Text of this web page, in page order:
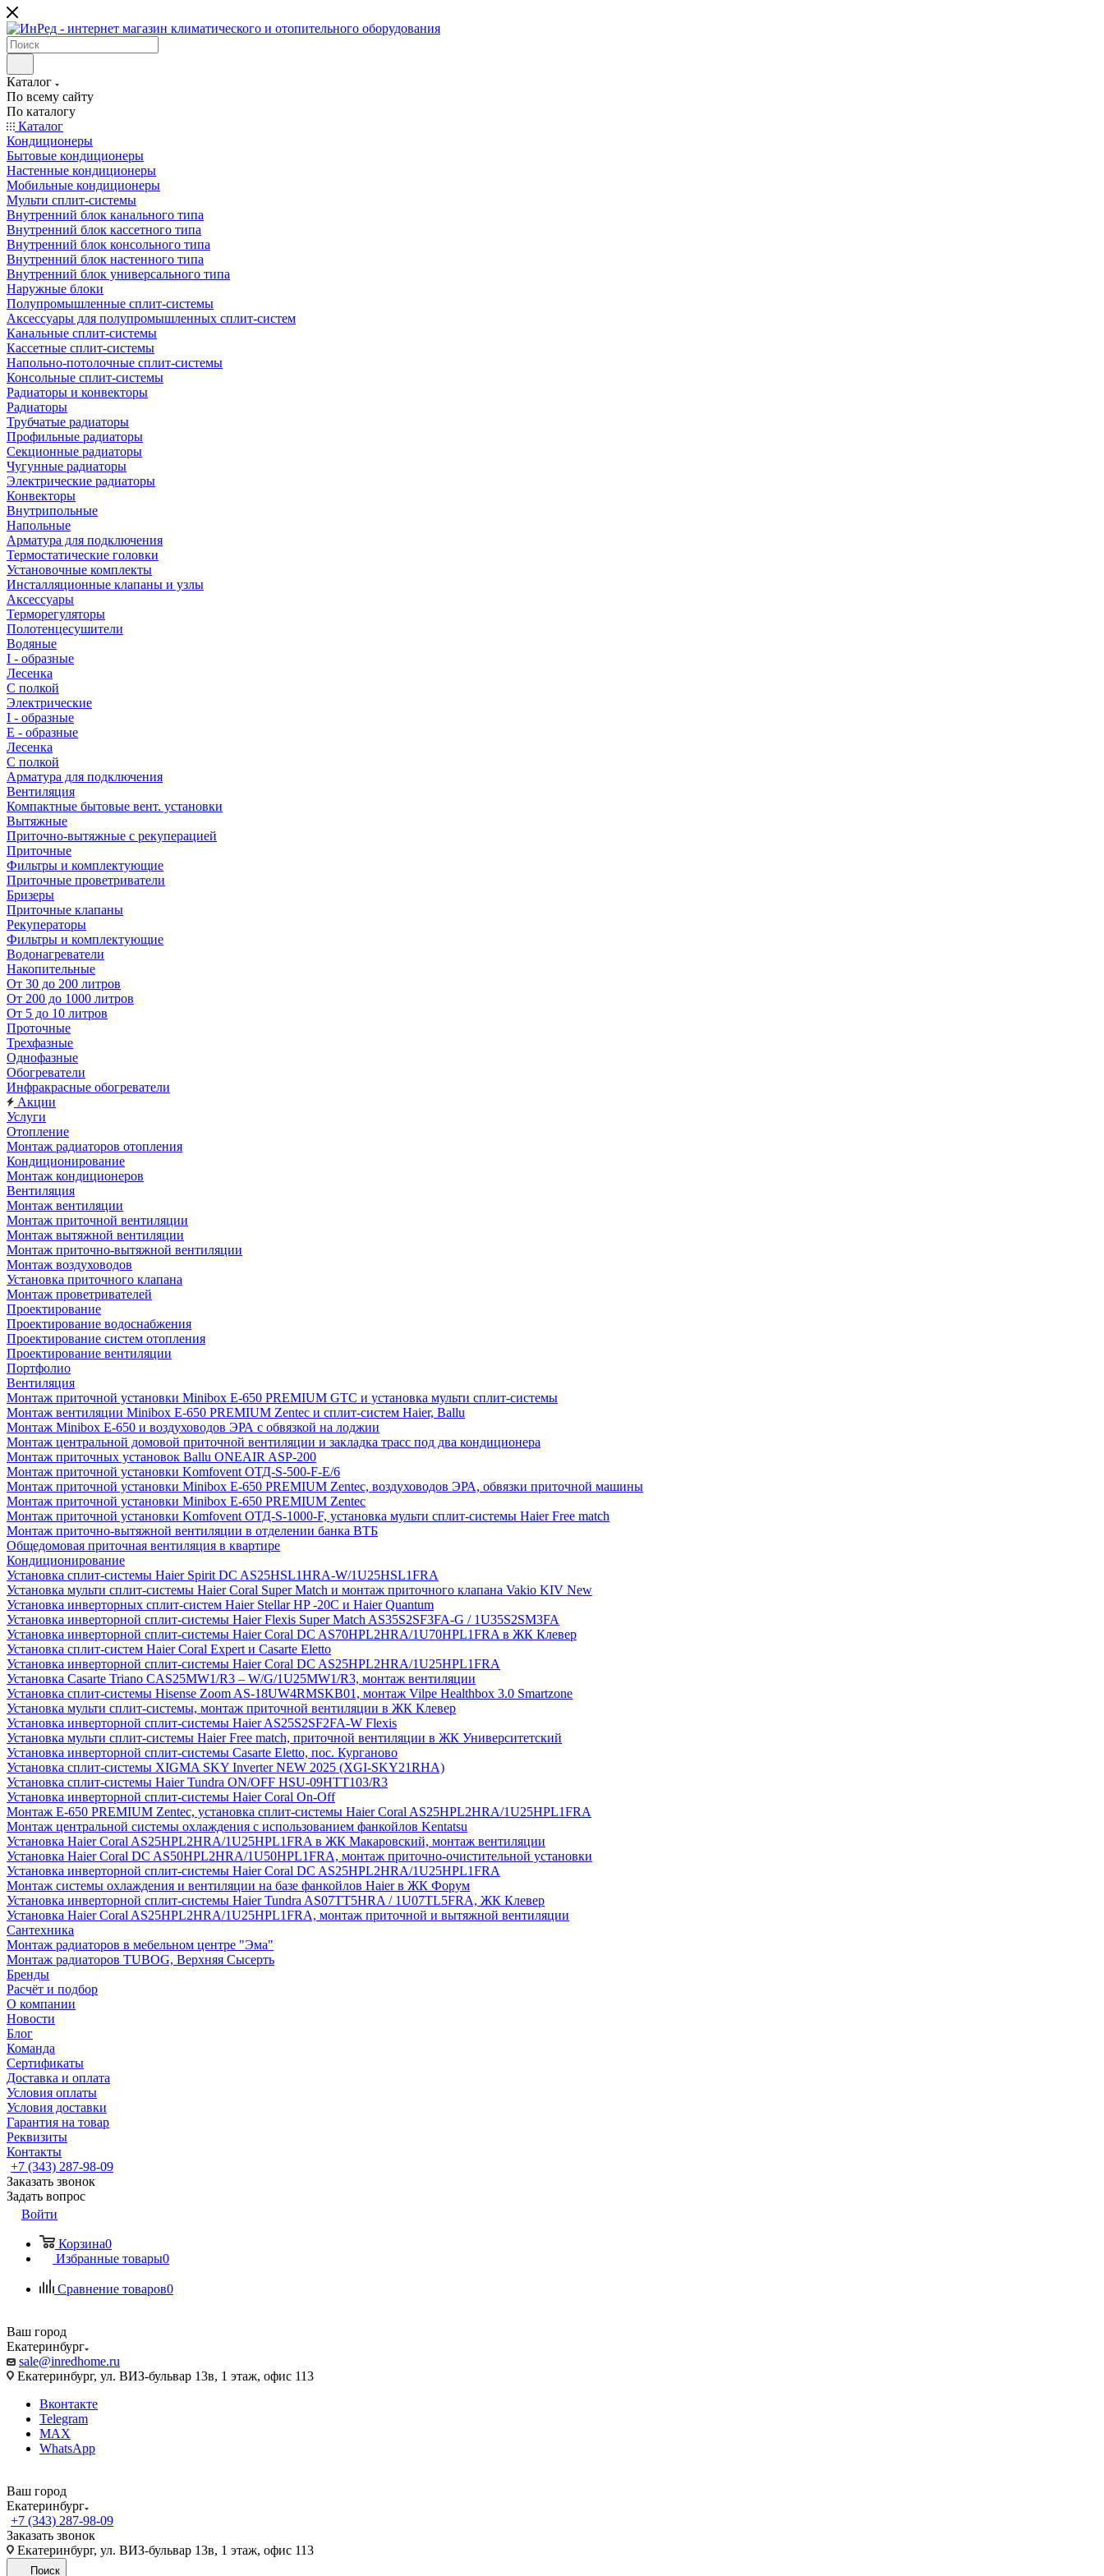
Каталог
По всему сайту
По каталогу
Каталог
Кондиционеры
Бытовые кондиционеры
Настенные кондиционеры
Мобильные кондиционеры
Мульти сплит-системы
Внутренний блок канального типа
Внутренний блок кассетного типа
Внутренний блок консольного типа
Внутренний блок настенного типа
Внутренний блок универсального типа
Наружные блоки
Полупромышленные сплит-системы
Аксессуары для полупромышленных сплит-систем
Канальные сплит-системы
Кассетные сплит-системы
Напольно-потолочные сплит-системы
Консольные сплит-системы
Радиаторы и конвекторы
Радиаторы
Трубчатые радиаторы
Профильные радиаторы
Секционные радиаторы
Чугунные радиаторы
Электрические радиаторы
Конвекторы
Внутрипольные
Напольные
Арматура для подключения
Термостатические головки
Установочные комплекты
Инсталляционные клапаны и узлы
Аксессуары
Терморегуляторы
Полотенцесушители
Водяные
I - образные
Лесенка
С полкой
Электрические
I - образные
E - образные
Лесенка
С полкой
Арматура для подключения
Вентиляция
Компактные бытовые вент. установки
Вытяжные
Приточно-вытяжные с рекуперацией
Приточные
Фильтры и комплектующие
Приточные проветриватели
Бризеры
Приточные клапаны
Рекуператоры
Фильтры и комплектующие
Водонагреватели
Накопительные
От 30 до 200 литров
От 200 до 1000 литров
От 5 до 10 литров
Проточные
Трехфазные
Однофазные
Обогреватели
Инфракрасные обогреватели
Акции
Услуги
Отопление
Монтаж радиаторов отопления
Кондиционирование
Монтаж кондиционеров
Вентиляция
Монтаж вентиляции
Монтаж приточной вентиляции
Монтаж вытяжной вентиляции
Монтаж приточно-вытяжной вентиляции
Монтаж воздуховодов
Установка приточного клапана
Монтаж проветривателей
Проектирование
Проектирование водоснабжения
Проектирование систем отопления
Проектирование вентиляции
Портфолио
Вентиляция
Монтаж приточной установки Minibox E-650 PREMIUM GTC и установка мульти сплит-системы
Монтаж вентиляции Minibox E-650 PREMIUM Zentec и сплит-систем Haier, Ballu
Монтаж Minibox E-650 и воздуховодов ЭРА с обвязкой на лоджии
Монтаж центральной домовой приточной вентиляции и закладка трасс под два кондиционера
Монтаж приточных установок Ballu ONEAIR ASP-200
Монтаж приточной установки Komfovent ОТД-S-500-F-E/6
Монтаж приточной установки Minibox E-650 PREMIUM Zentec, воздуховодов ЭРА, обвязки приточной машины
Монтаж приточной установки Minibox E-650 PREMIUM Zentec
Монтаж приточной установки Komfovent ОТД-S-1000-F, установка мульти сплит-системы Haier Free match
Монтаж приточно-вытяжной вентиляции в отделении банка ВТБ
Общедомовая приточная вентиляция в квартире
Кондиционирование
Установка сплит-системы Haier Spirit DC AS25HSL1HRA-W/1U25HSL1FRA
Установка мульти сплит-системы Haier Coral Super Match и монтаж приточного клапана Vakio KIV New
Установка инверторных сплит-систем Haier Stellar HP -20С и Haier Quantum
Установка инверторной сплит-системы Haier Flexis Super Match AS35S2SF3FA-G / 1U35S2SM3FA
Установка инверторной сплит-системы Haier Coral DC AS70HPL2HRA/1U70HPL1FRA в ЖК Клевер
Установка сплит-систем Haier Coral Expert и Casarte Eletto
Установка инверторной сплит-системы Haier Coral DC AS25HPL2HRA/1U25HPL1FRA
Установка Casarte Triano CAS25MW1/R3 – W/G/1U25MW1/R3, монтаж вентиляции
Установка сплит-системы Hisense Zoom AS-18UW4RMSKB01, монтаж Vilpe Healthbox 3.0 Smartzone
Установка мульти сплит-системы, монтаж приточной вентиляции в ЖК Клевер
Установка инверторной сплит-системы Haier AS25S2SF2FA-W Flexis
Установка мульти сплит-системы Haier Free match, приточной вентиляции в ЖК Университетский
Установка инверторной сплит-системы Casarte Eletto, пос. Курганово
Установка сплит-системы XIGMA SKY Inverter NEW 2025 (XGI-SKY21RHA)
Установка сплит-системы Haier Tundra ON/OFF HSU-09HTT103/R3
Установка инверторной сплит-системы Haier Coral On-Off
Монтаж E-650 PREMIUM Zentec, установка сплит-системы Haier Coral AS25HPL2HRA/1U25HPL1FRA
Монтаж центральной системы охлаждения с использованием фанкойлов Kentatsu
Установка Haier Coral AS25HPL2HRA/1U25HPL1FRA в ЖК Макаровский, монтаж вентиляции
Установка Haier Coral DC AS50HPL2HRA/1U50HPL1FRA, монтаж приточно-очистительной установки
Установка инверторной сплит-системы Haier Coral DC AS25HPL2HRA/1U25HPL1FRA
Монтаж системы охлаждения и вентиляции на базе фанкойлов Haier в ЖК Форум
Установка инверторной сплит-системы Haier Tundra AS07TT5HRA / 1U07TL5FRA, ЖК Клевер
Установка Haier Coral AS25HPL2HRA/1U25HPL1FRA, монтаж приточной и вытяжной вентиляции
Сантехника
Монтаж радиаторов в мебельном центре "Эма"
Монтаж радиаторов TUBOG, Верхняя Сысерть
Бренды
Расчёт и подбор
О компании
Новости
Блог
Команда
Сертификаты
Доставка и оплата
Условия оплаты
Условия доставки
Гарантия на товар
Реквизиты
Контакты
+7 (343) 287-98-09
Заказать звонок
Задать вопрос
Войти
Корзина0
Избранные товары0
Сравнение товаров0
Ваш город
Екатеринбург
sale@inredhome.ru
Екатеринбург, ул. ВИЗ-бульвар 13в, 1 этаж, офис 113
Вконтакте
Telegram
MAX
WhatsApp
Ваш город
Екатеринбург
+7 (343) 287-98-09
Заказать звонок
Екатеринбург, ул. ВИЗ-бульвар 13в, 1 этаж, офис 113
Поиск